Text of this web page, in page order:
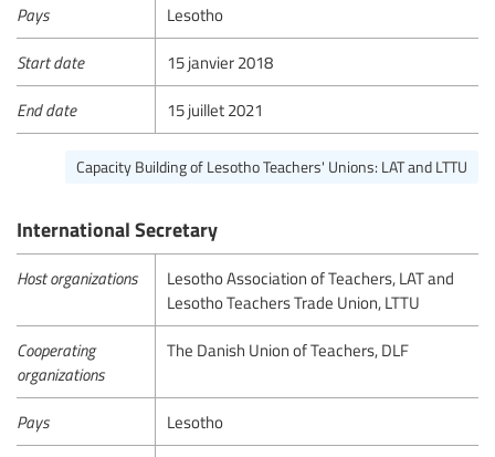
Pays Lesotho
Start date 15 janvier 2018
End date 15 juillet 2021
Capacity Building of Lesotho Teachers' Unions: LAT and LTTU
International Secretary
Host organizations
Lesotho Association of Teachers, LAT and
Lesotho Teachers Trade Union, LTTU
Cooperating
organizations
The Danish Union of Teachers, DLF
Pays Lesotho